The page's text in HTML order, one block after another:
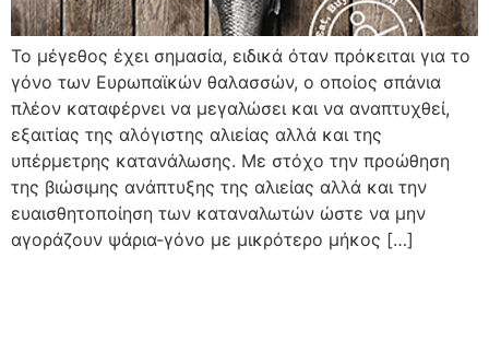
Το μέγεθος έχει σημασία, ειδικά όταν πρόκειται για το
γόνο των Ευρωπαϊκών θαλασσών, ο οποίος σπάνια
πλέον καταφέρνει να μεγαλώσει και να αναπτυχθεί,
εξαιτίας της αλόγιστης αλιείας αλλά και της
υπέρμετρης κατανάλωσης. Με στόχο την προώθηση
της βιώσιμης ανάπτυξης της αλιείας αλλά και την
ευαισθητοποίηση των καταναλωτών ώστε να μην
αγοράζουν ψάρια-γόνο με μικρότερο μήκος […]